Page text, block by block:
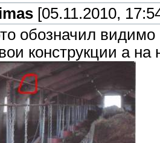
[05.11.2010,
обозначил видимо
конструкции а